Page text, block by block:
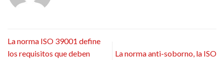
La norma ISO 39001 define
los requisitos que deben
La norma anti-soborno, la ISO